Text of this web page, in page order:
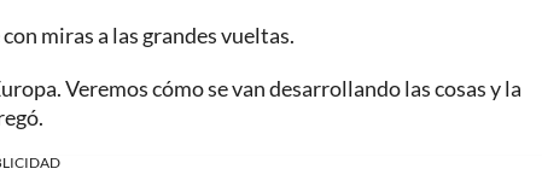
miras a las grandes vueltas.
Veremos cómo se van desarrollando las cosas y la